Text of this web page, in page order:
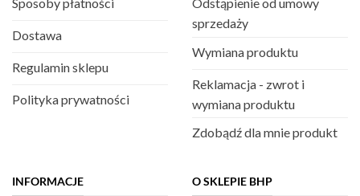
Dostawa
Regulamin sklepu
Polityka prywatności
sprzedaży
Wymiana produktu
Reklamacja - zwrot i
wymiana produktu
Zdobądź dla mnie produkt
INFORMACJE O SKLEPIE BHP